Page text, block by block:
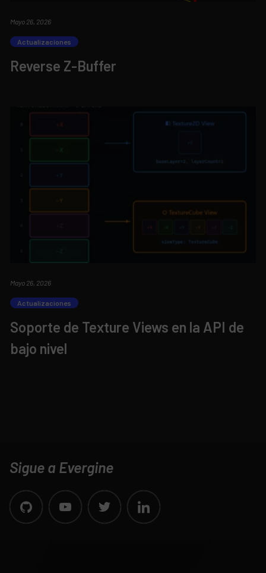
Mayo 26, 2026
Actualizaciones
Reverse Z-Buffer
Mayo 26, 2026
Actualizaciones
Soporte de Texture Views en la API de
bajo nivel
Sigue a Evergine